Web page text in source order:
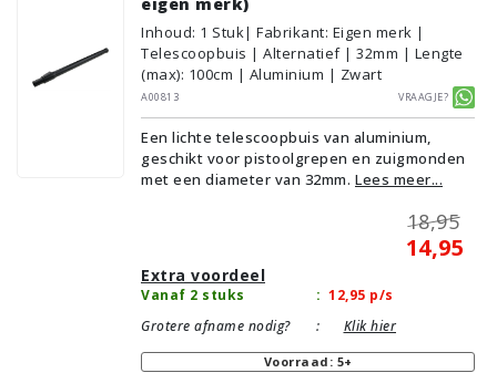
Inhoud: 1 Stuk| Fabrikant: Eigen merk |
Telescoopbuis | Alternatief | 32mm | Lengte
(max): 100cm | Aluminium | Zwart
A00813
Vraagje?
Een lichte telescoopbuis van aluminium,
geschikt voor pistoolgrepen en zuigmonden
met een diameter van 32mm. Lees meer...
18,95
14,95
Extra voordeel
Vanaf 2 stuks : 12,95 p/s
Grotere afname nodig?
: Klik hier
Voorraad: 5+